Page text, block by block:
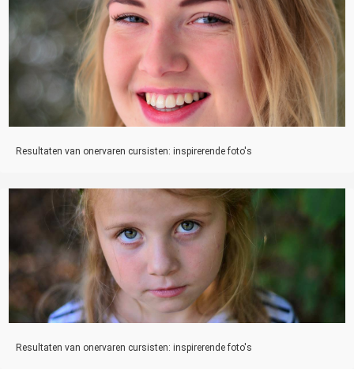
Resultaten van onervaren cursisten: inspirerende foto's
Resultaten van onervaren cursisten: inspirerende foto's